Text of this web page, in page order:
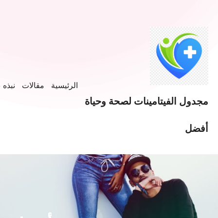
مجدول الفيتامينات لصحة وحياة
أفضل
الرئيسية مقالات نبذه